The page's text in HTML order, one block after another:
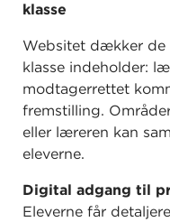
klasse
Websitet dækker de
klasse indeholder:
modtagerrettet
fremstilling.
eller læreren kan
eleverne.
Digital adgang til
Eleverne får